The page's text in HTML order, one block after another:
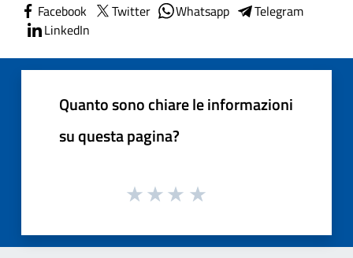
Facebook Twitter Whatsapp
Telegram
LinkedIn
Quanto sono chiare le informazioni
su questa pagina?